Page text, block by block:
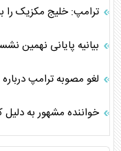
ترامپ: خلیج مکزیک را
بیانیه پایانی نهمین
لغو مصوبه ترامپ
خواننده مشهور به دلیل